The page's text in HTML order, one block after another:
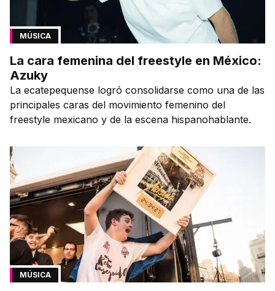
MÚSICA
La cara femenina del freestyle en México:
Azuky
La ecatepequense logró consolidarse como una de las
principales caras del movimiento femenino del
freestyle mexicano y de la escena hispanohablante.
MÚSICA